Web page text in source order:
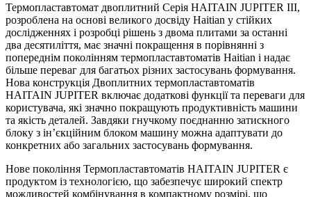
Термопластавтомат двоплитний Серія HAITAIN JUPITER III,
розроблена на основі великого досвіду Haitian у стійких
дослідженнях і розробці рішень з двома плитами за останні
два десятиліття, має значні покращення в порівнянні з
попереднім поколінням термопластавтоматів Haitian і надає
більше переваг для багатьох різних застосувань формування.
Нова конструкція Двоплитних термопластавтоматів
HAITAIN JUPITER включає додаткові функції та переваги для
користувача, які значно покращують продуктивність машини
та якість деталей. Завдяки гнучкому поєднанню затискного
блоку з ін’єкційним блоком машину можна адаптувати до
конкретних або загальних застосувань формування.
Нове покоління Термопластавтоматів HAITAIN JUPITER є
продуктом із технологією, що забезпечує широкий спектр
можливостей комбінування в компактному розмірі, що